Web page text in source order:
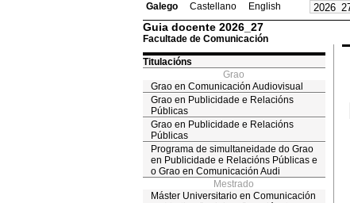
Galego Castellano English
Guia docente 2026_27
Facultade de Comunicación
Titulacións
Grao
Grao en Comunicación Audiovisual
Grao en Publicidade e Relacións
Públicas
Grao en Publicidade e Relacións
Públicas
Programa de simultaneidade do Grao
en Publicidade e Relacións Públicas e
o Grao en Comunicación Audi
Mestrado
Máster Universitario en Comunicación